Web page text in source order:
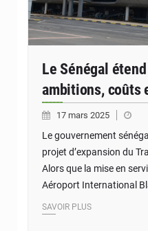
Le Sénégal étend
ambitions, coûts
17 mars 2025
Le gouvernement
projet d’expansion du
Alors que la mise en
Aéroport International
SAVOIR PLUS